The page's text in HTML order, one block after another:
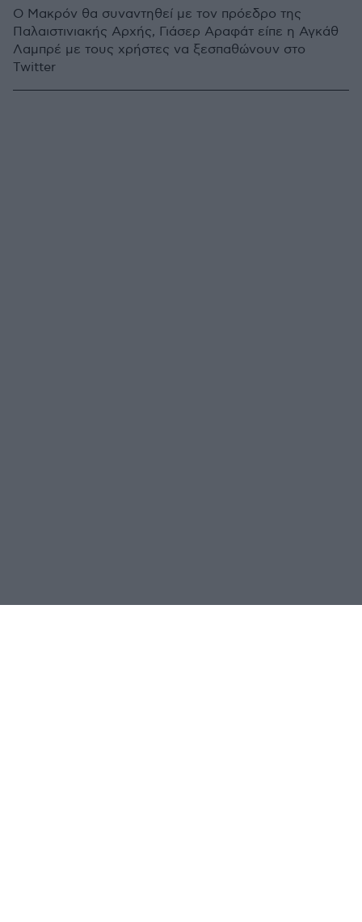
Ο Μακρόν θα συναντηθεί με τον πρόεδρο της
Παλαιστινιακής Αρχής, Γιάσερ Αραφάτ είπε η Αγκάθ
Λαμπρέ με τους χρήστες να ξεσπαθώνουν στο
Twitter